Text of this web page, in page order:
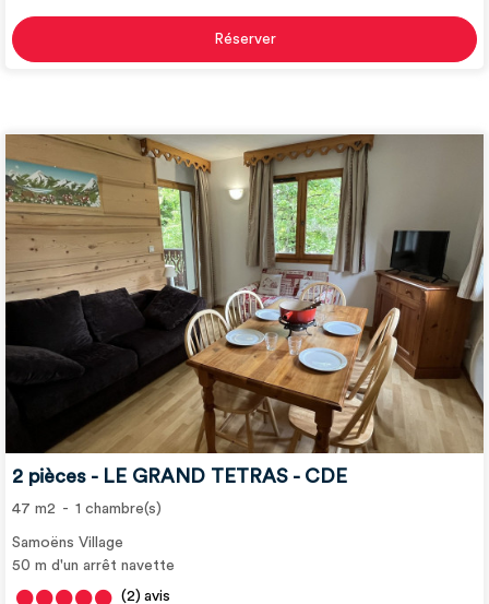
Réserver
2 pièces - LE GRAND TETRAS - CDE
Samoëns Village
50 m d'un arrêt navette
47 m2 1 chambre(s)
avis
(2)